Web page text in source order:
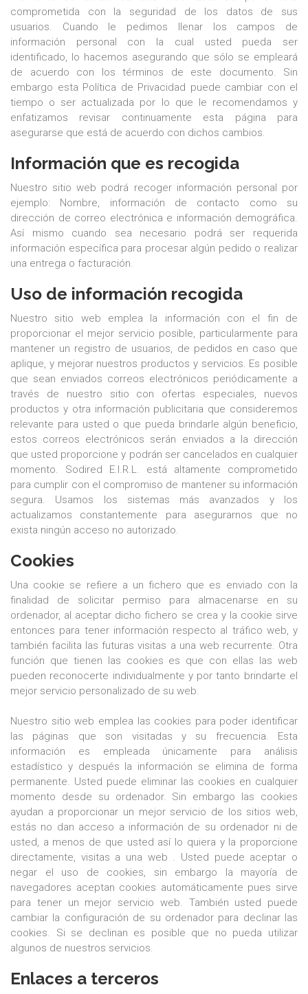
comprometida con la seguridad de los datos de sus
usuarios. Cuando le pedimos llenar los campos de
información personal con la cual usted pueda ser
identificado, lo hacemos asegurando que sólo se empleará
de acuerdo con los términos de este documento. Sin
embargo esta Política de Privacidad puede cambiar con el
tiempo o ser actualizada por lo que le recomendamos y
enfatizamos revisar continuamente esta página para
asegurarse que está de acuerdo con dichos cambios.
Información que es recogida
Nuestro sitio web podrá recoger información personal por
ejemplo: Nombre, información de contacto como su
dirección de correo electrónica e información demográfica.
Así mismo cuando sea necesario podrá ser requerida
información específica para procesar algún pedido o realizar
una entrega o facturación.
Uso de información recogida
Nuestro sitio web emplea la información con el fin de
proporcionar el mejor servicio posible, particularmente para
mantener un registro de usuarios, de pedidos en caso que
aplique, y mejorar nuestros productos y servicios. Es posible
que sean enviados correos electrónicos periódicamente a
través de nuestro sitio con ofertas especiales, nuevos
productos y otra información publicitaria que consideremos
relevante para usted o que pueda brindarle algún beneficio,
estos correos electrónicos serán enviados a la dirección
que usted proporcione y podrán ser cancelados en cualquier
momento. Sodired E.I.R.L. está altamente comprometido
para cumplir con el compromiso de mantener su información
segura. Usamos los sistemas más avanzados y los
actualizamos constantemente para asegurarnos que no
exista ningún acceso no autorizado.
Cookies
Una cookie se refiere a un fichero que es enviado con la
finalidad de solicitar permiso para almacenarse en su
ordenador, al aceptar dicho fichero se crea y la cookie sirve
entonces para tener información respecto al tráfico web, y
también facilita las futuras visitas a una web recurrente. Otra
función que tienen las cookies es que con ellas las web
pueden reconocerte individualmente y por tanto brindarte el
mejor servicio personalizado de su web.
Nuestro sitio web emplea las cookies para poder identificar
las páginas que son visitadas y su frecuencia. Esta
información es empleada únicamente para análisis
estadístico y después la información se elimina de forma
permanente. Usted puede eliminar las cookies en cualquier
momento desde su ordenador. Sin embargo las cookies
ayudan a proporcionar un mejor servicio de los sitios web,
estás no dan acceso a información de su ordenador ni de
usted, a menos de que usted así lo quiera y la proporcione
directamente, visitas a una web . Usted puede aceptar o
negar el uso de cookies, sin embargo la mayoría de
navegadores aceptan cookies automáticamente pues sirve
para tener un mejor servicio web. También usted puede
cambiar la configuración de su ordenador para declinar las
cookies. Si se declinan es posible que no pueda utilizar
algunos de nuestros servicios.
Enlaces a terceros